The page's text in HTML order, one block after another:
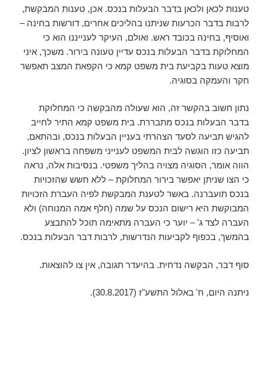
טענות לכאן ולכאן בדבר הבעלות בנכס. אכן, טענות המבקשת,
לרבות בדבר הכרעות שניתנו בהליכים אחרים, דורשות בחינה –
ואוסיף, בחינה בכובד ראש. ואולם, העיקר לענייננו הוא כי
המחלוקת בדבר הבעלות בנכס עדיין טעונה בירור. משכך, איני
מוצא טעות בקביעת בית משפט קמא כי הקפאת המצב תאפשר
חקר והעמקה בסוגיה.
נתון חשוב בהקשר זה, הוא שעולה מהבקשה כי המחלוקת
בדבר הבעלות בנכס מתבררת. בית משפט קמא התיר לחייב
להגיש תביעה לסעד הצהרתי בעניין הבעלות בנכס, ובהתאם,
תביעה כזו הוגשה לבית המשפט לענייני משפחה בראשון לציון.
הווה אומר, הסוגיה מצויה בהליך משפטי. בנסיבות אלה, נראה
כי הצו שניתן יאפשר בירור המחלוקת – ללא חשש שהזכויות
בנכס תועברנה. באשר לטענת המבקשת לפיה העברת הזכויות
המבוקשת היא רישום הנכס על שמה (חלף אמה המנוחה) ולא
העברה לצד ג' – יוער כי העברה מתאימה תוכל להתבצע
בהמשך, בכפוף לקביעות הנדרשות, לרבות דבר הבעלות בנכס.
סוף דבר, הבקשה נדחית. בהיעדר תגובה, אין צו להוצאות.
ניתנה היום, ‏ח' באלול התשע"ז (‏30.8.2017).